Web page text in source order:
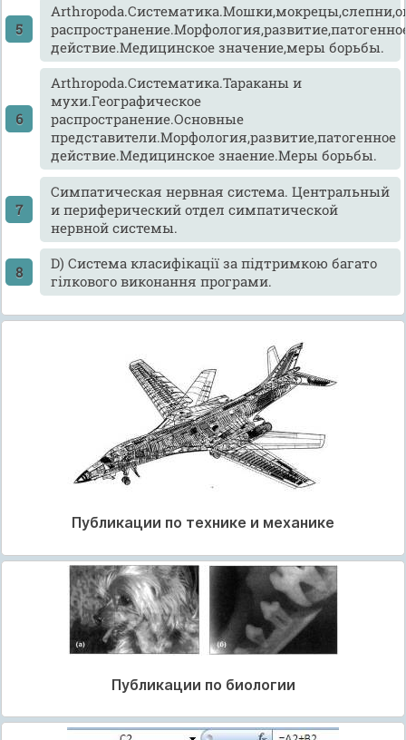
действие.Медицинское значение,меры борьбы.
Arthropoda.Систематика.Тараканы и
мухи.Географическое
распространение.Основные
представители.Морфология,развитие,патогенное
действие.Медицинское знаение.Меры борьбы.
Cимпатическая нервная система. Центральный
и периферический отдел симпатической
нервной системы.
D) Система класифікації за підтримкою багато
гілкового виконання програми.
Публикации по технике и механике
Публикации по биологии